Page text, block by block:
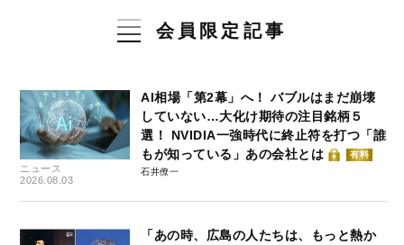
会員限定記事
ニュース
2026.08.03
AI相場「第2幕」へ！ バブルはまだ崩壊
していない…大化け期待の注目銘柄５
選！ NVIDIA一強時代に終止符を打つ「誰
もが知っている」あの会社とは
有料
石井僚一
「あの時、広島の人たちは、もっと熱か